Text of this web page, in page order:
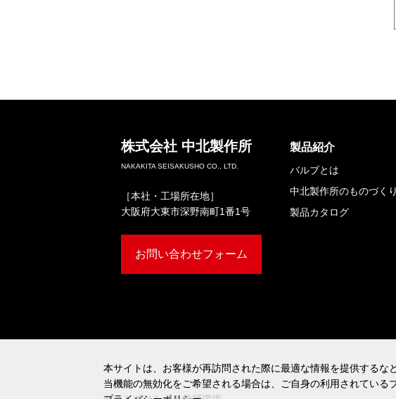
本サイトは、お客様が再訪問された際に最適な情報を提供するな
当機能の無効化をご希望される場合は、ご自身の利用されている
本サイトは、お客様が再訪問された際に最適な情報を提供するな
当機能の無効化をご希望される場合は、ご自身の利用されている
株式会社 中北製作所
NAKAKITA SEISAKUSHO CO., LTD.
［本社・工場所在地］
大阪府大東市深野南町1番1号
お問い合わせフォーム
製品紹介
バルブとは
中北製作所のものづくり
製品カタログ